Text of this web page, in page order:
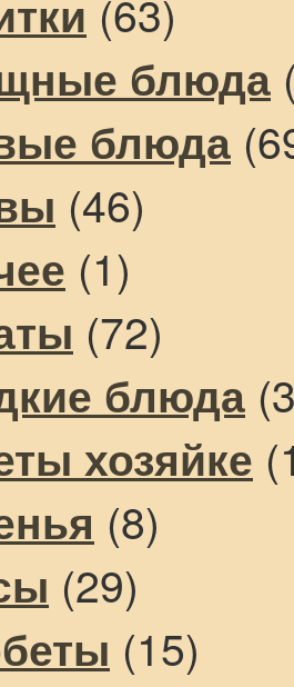
(63)
блюда
блюда
(46)
(1)
(72)
блюда
хозяйке
(8)
(29)
(15)